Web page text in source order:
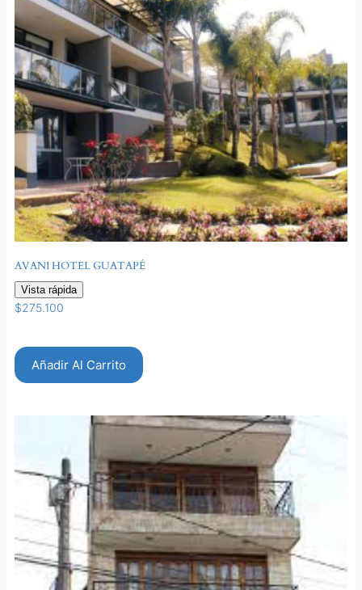
AVANI HOTEL GUATAPÉ
Vista rápida
$275.100
Añadir Al Carrito